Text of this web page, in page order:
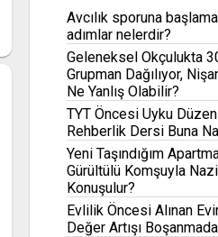
Avcılık sporuna
adımlar nelerdir?
Geleneksel Okçulukta
Grupman Dağılıyor,
Ne Yanlış Olabilir?
TYT Öncesi Uyku
Rehberlik Dersi Buna
Yeni Taşındığım
Gürültülü Komşuyla
Konuşulur?
Evlilik Öncesi Alınan
Değer Artışı